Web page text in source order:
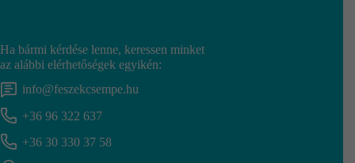
Ha bármi kérdése lenne, keressen minket
az alábbi elérhetőségek egyikén:
info@feszekcsempe.hu
+36 96 322 637
+36 30 330 37 58